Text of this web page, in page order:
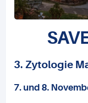
3. Zytologie
7. und 8.